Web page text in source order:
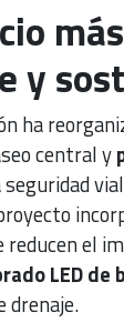
y
ha
central y
reducen el
LED de
drenaje.